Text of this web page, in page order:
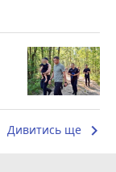
Дивитись ще keyboard_arrow_right